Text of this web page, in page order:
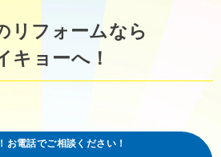
リフォームなら
キョーへ！
お電話でご相談ください！